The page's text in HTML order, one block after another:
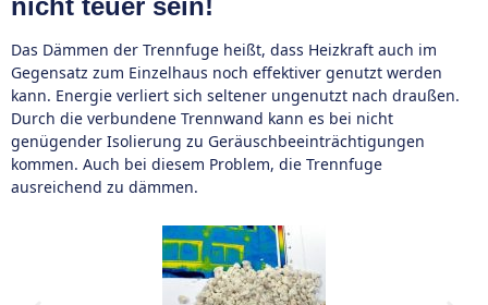
nicht teuer sein!
Das Dämmen der Trennfuge heißt, dass Heizkraft auch im
Gegensatz zum Einzelhaus noch effektiver genutzt werden
kann. Energie verliert sich seltener ungenutzt nach draußen.
Durch die verbundene Trennwand kann es bei nicht
genügender Isolierung zu Geräuschbeeinträchtigungen
kommen. Auch bei diesem Problem, die Trennfuge
ausreichend zu dämmen.